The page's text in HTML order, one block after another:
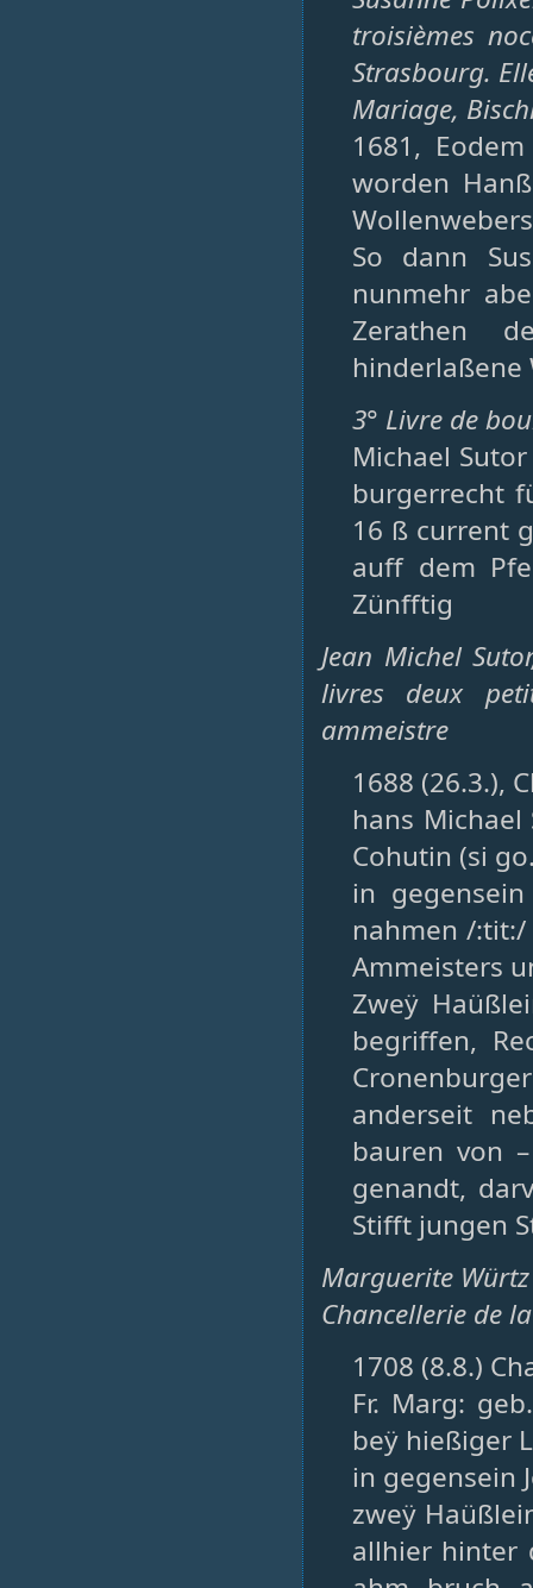
troisièmes
Strasbourg.
Mariage,
1681,
worden
So dann
nunmehr
Zerathen
hinderlaßene
3° Livre de
Michael
burgerrecht
16 ß current
auff dem
Zünfftig
Jean Michel
livres deux
ammeistre
1688 (26.3.),
hans Michael
Cohutin (si
in
nahmen /:tit:/
Ammeisters
Zweÿ
begriffen,
anderseit
bauren von
genandt,
Stifft jungen
Marguerite
Chancellerie de
1708 (8.8.)
Fr. Marg:
beÿ hießiger
in gegensein
zweÿ
allhier hinter